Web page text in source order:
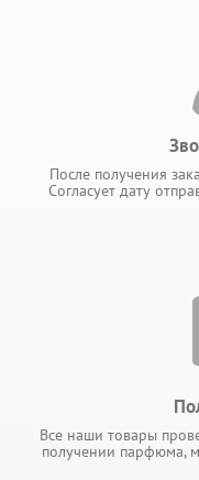
После получения
Согласует дату
Все наши товары
получении парфюма,